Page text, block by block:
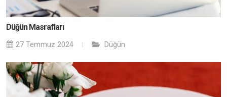
Düğün Masrafları
27 Temmuz 2024 Düğün